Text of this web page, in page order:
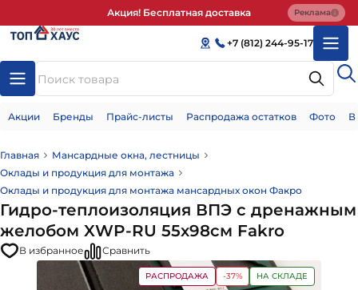
Акция! Бесплатная доставка Реклама
+7 (812) 244-95-17
Акции Бренды Прайс-листы Распродажа остатков Фото
Главная
Мансардные окна, лестницы
Оклады и продукция для монтажа
Оклады и продукция для монтажа мансардных окон Факро
Гидро-теплоизоляция ВПЭ с дренажным
желобом XWP-RU 55х98см Fakro
В избранное Сравнить
РАСПРОДАЖА -37% НА СКЛАДЕ